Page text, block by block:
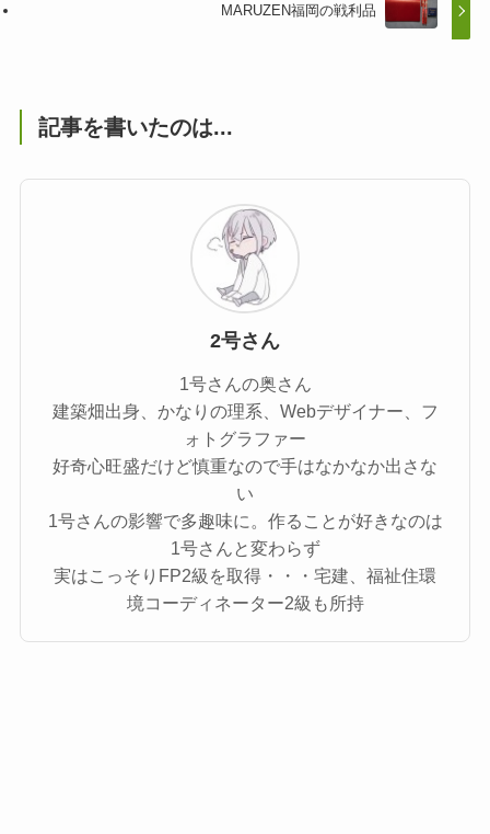
MARUZEN福岡の戦利品
記事を書いたのは...
2号さん
1号さんの奥さん
建築畑出身、かなりの理系、Webデザイナー、フ
ォトグラファー
好奇心旺盛だけど慎重なので手はなかなか出さな
い
1号さんの影響で多趣味に。作ることが好きなのは
1号さんと変わらず
実はこっそりFP2級を取得・・・宅建、福祉住環
境コーディネーター2級も所持